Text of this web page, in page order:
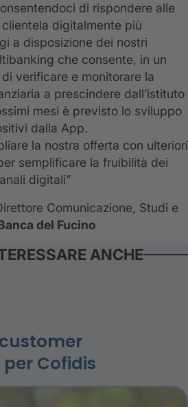
di rispondere alle
digitalmente più
a disposizione dei nostri
che consente, in un
verificare e monitorare la
a prescindere dall’istituto
mesi è previsto lo sviluppo
dalla App.
la nostra offerta con ulteriori
semplificare la fruibilità dei
digitali”
Comunicazione, Studi e
del Fucino
ANCHE
Cofidis